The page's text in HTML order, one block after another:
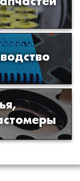
автомобиля
либо
заказчика